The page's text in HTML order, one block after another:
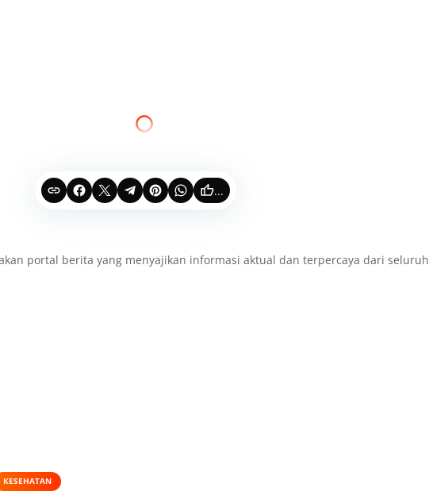
...
portal berita yang menyajikan informasi aktual dan terpercaya dari seluruh
KESEHATAN